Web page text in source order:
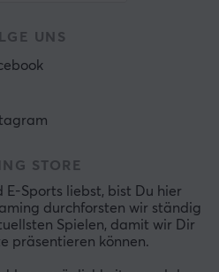
UNS
STORE
E-Sports liebst, bist Du hier
durchforsten wir ständig
Spielen, damit wir Dir
präsentieren können.